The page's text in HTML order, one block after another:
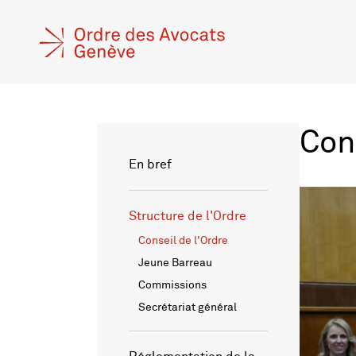
En bref
Structure de l'Ordre
Conseil de l'Ordre
Jeune Barreau
Commissions
Secrétariat général